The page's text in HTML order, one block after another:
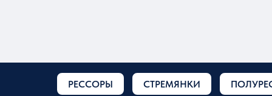
РЕССОРЫ СТРЕМЯНКИ